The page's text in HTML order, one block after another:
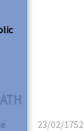
23/02/1752